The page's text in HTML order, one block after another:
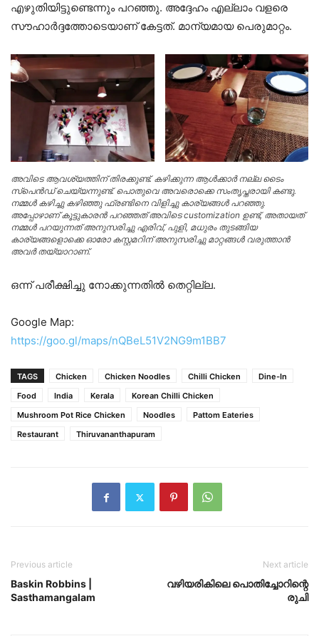
എഴുതിയിട്ടുണ്ടെന്നും പറഞ്ഞു. അദ്ദേഹം എല്ലാം വളരെ
സൗഹാർദ്ദത്തോടെയാണ്‌ കേട്ടത്. മാന്യമായ പെരുമാറ്റം.
അവിടെ ആവശ്യത്തിന് തിരക്കുണ്ട്. കഴിക്കുന്ന ആൾക്കാർ നല്ല ടൈം
സ്പെൻഡ്‌ ചെയ്യന്നുണ്ട്. പൊതുവെ അവരൊക്കെ സംതൃപ്തരായി കണ്ടു.
നമ്മൾ കഴിച്ചു കഴിഞ്ഞു ഫ്രണ്ടിനെ വിളിച്ചു കാര്യങ്ങൾ പറഞ്ഞു.
അപ്പോഴാണ് കൂട്ടുകാരൻ പറഞ്ഞത് അവിടെ customization ഉണ്ട്, അതായത്
നമ്മൾ പറയുന്നത് അനുസരിച്ചു എരിവ്, പുളി, മധുരം തുടങ്ങിയ
കാര്യങ്ങളൊക്കെ ഓരോ കസ്റ്റമറിന്‌ അനുസരിച്ചു മാറ്റങ്ങൾ വരുത്താൻ
അവർ തയ്യാറാണ്.
ഒന്ന് പരീക്ഷിച്ചു നോക്കുന്നതിൽ തെറ്റില്ല.
Google Map:
https://goo.gl/maps/nQBeL51V2NG9m1BB7
TAGS Chicken Chicken Noodles Chilli Chicken
Dine-In
Food
India Kerala
Korean Chilli Chicken
Mushroom Pot Rice Chicken
Noodles
Pattom Eateries
Restaurant
Thiruvananthapuram
Previous article
Baskin Robbins |
Sasthamangalam
Next article
വഴിയരികിലെ പൊതിച്ചോറിന്റെ
രുചി